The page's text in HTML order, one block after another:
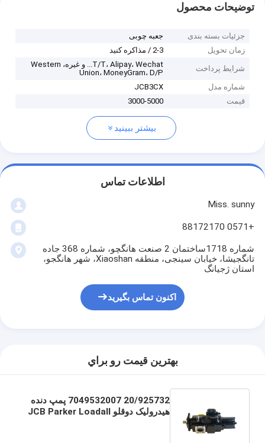
توضیحات محصول
جزئیات بسته بندی
جعبه چوبی
زمان تحویل
2-3 / مذاکره کنید
شرایط پرداخت
T/T، Alipay، Wechat... و غیره، Western
Union، MoneyGram، D/P
شماره مدل
JCB3CX
قیمت
3000-5000
بیشتر ببینید
اطلاعات تماس
Miss. sunny
+0571 88172170
شماره 1718ساختمان 2 صنعت هانگچو، شماره 368 جاده
تانگجیشا، خیابان سینجی، منطقه Xiaoshan، شهر هانگجو،
استان ژجیانگ
اکنون تماس بگیرید
بهترين قيمت رو براي
20/925732 7049532007 پمپ دنده
هیدرولیک دوقلو JCB Parker Loadall